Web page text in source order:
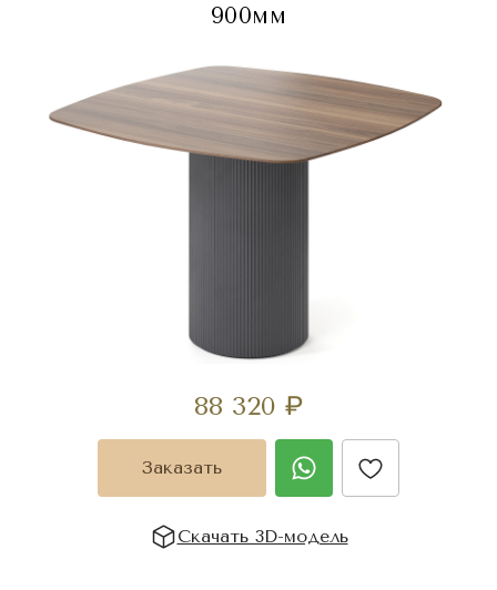
900мм
88 320 ₽
Заказать
Скачать 3D-модель